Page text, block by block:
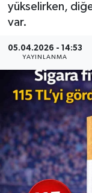
yükselirken,
var.
05.04.2026 - 14:53
YAYINLANMA
Turizm
Son Dakika